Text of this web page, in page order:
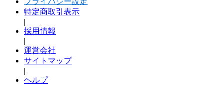
特定商取引表示
|
採用情報
|
運営会社
サイトマップ
|
ヘルプ